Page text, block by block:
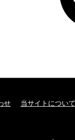
せ 当サイトについて